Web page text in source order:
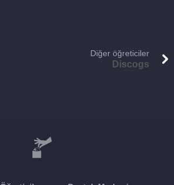
Diğer öğreticiler
Discogs